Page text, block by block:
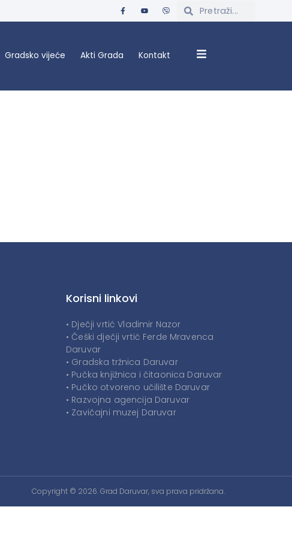
Gradsko vijeće Akti Grada Kontakt
Korisni linkovi
• Dječji vrtić Vladimir Nazor
• Češki dječji vrtić Ferde Mravenca
Daruvar
• Gradska tržnica Daruvar
• Pučka knjižnica i čitaonica Daruvar
• Pučko otvoreno učilište Daruvar
• Razvojna agencija Daruvar
• Zavičajni muzej Daruvar
Copyright © 2026. Grad Daruvar, sva prava pridržana.